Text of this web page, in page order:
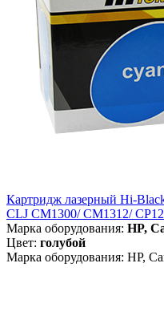
Картридж лазерный Hi-
CLJ CM1300/ CM1312/
Марка оборудования: HP,
Цвет: голубой
Марка оборудования: HP,